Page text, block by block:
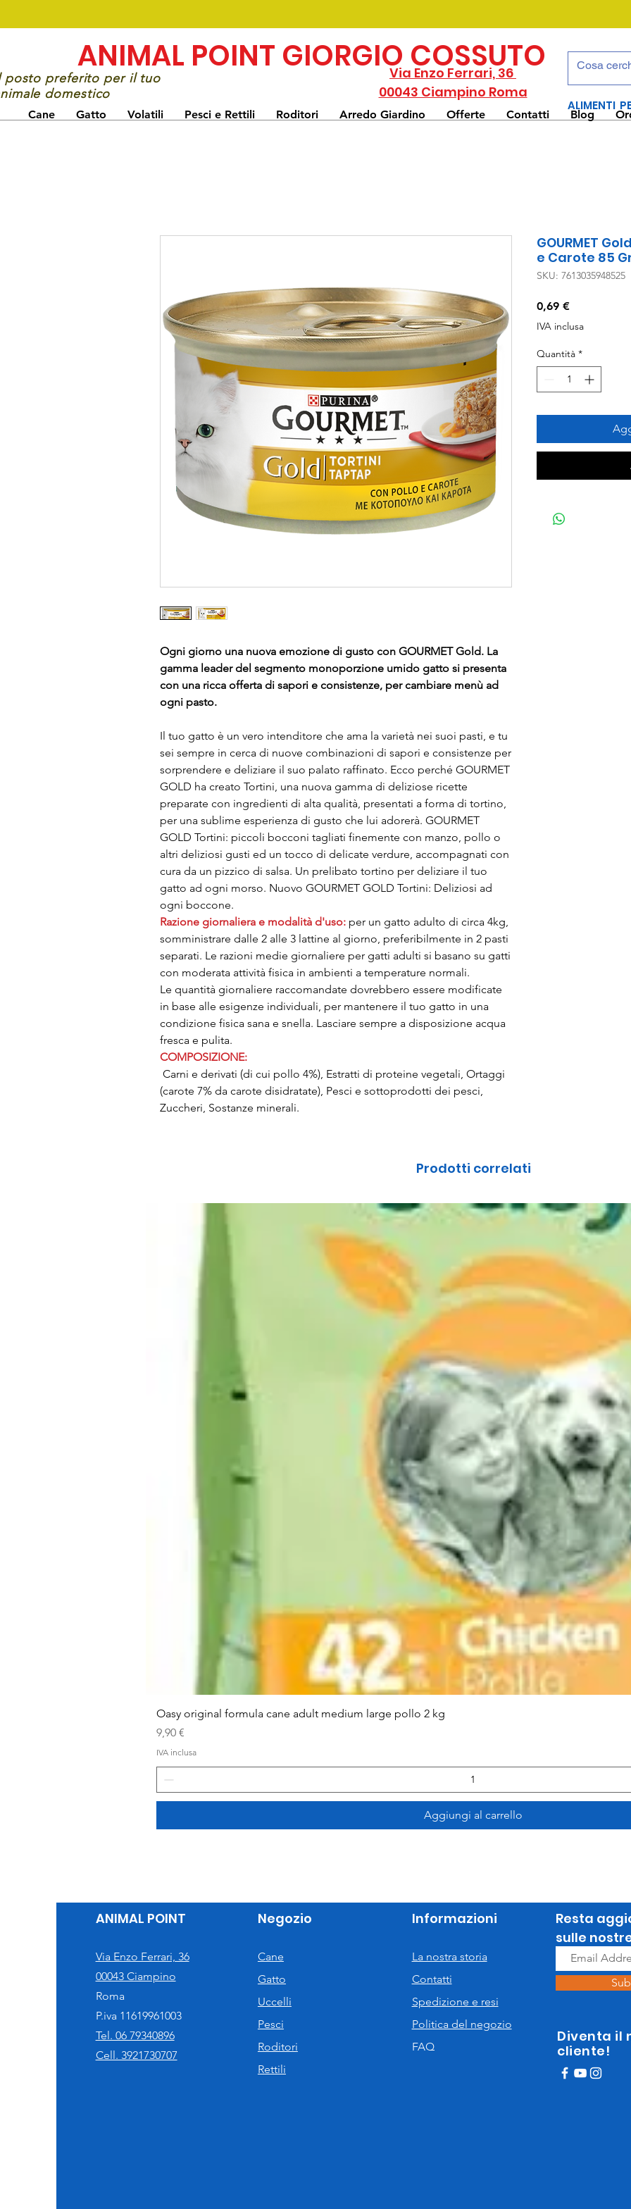
Cane Gatto Volatili Pesci e Rettili Roditori Arredo Giardino Offerte Contatti Blog
ANIMAL POINT GIORGIO COSSUTO
posto preferito per il tuo
domestico
Via Enzo Ferrari, 36
00043 Ciampino Roma
ALIMENTI
Ogni giorno una nuova emozione di gusto con GOURMET Gold. La
gamma leader del segmento monoporzione umido gatto si presenta
con una ricca offerta di sapori e consistenze, per cambiare menù ad
ogni pasto.
Il tuo gatto è un vero intenditore che ama la varietà nei suoi pasti, e tu
sei sempre in cerca di nuove combinazioni di sapori e consistenze per
sorprendere e deliziare il suo palato raffinato. Ecco perché GOURMET
GOLD ha creato Tortini, una nuova gamma di deliziose ricette
preparate con ingredienti di alta qualità, presentati a forma di tortino,
per una sublime esperienza di gusto che lui adorerà. GOURMET
GOLD Tortini: piccoli bocconi tagliati finemente con manzo, pollo o
altri deliziosi gusti ed un tocco di delicate verdure, accompagnati con
cura da un pizzico di salsa. Un prelibato tortino per deliziare il tuo
gatto ad ogni morso. Nuovo GOURMET GOLD Tortini: Deliziosi ad
ogni boccone.
Razione giornaliera e modalità d'uso: per un gatto adulto di circa 4kg,
somministrare dalle 2 alle 3 lattine al giorno, preferibilmente in 2 pasti
separati. Le razioni medie giornaliere per gatti adulti si basano su gatti
con moderata attività fisica in ambienti a temperature normali.
Le quantità giornaliere raccomandate dovrebbero essere modificate
in base alle esigenze individuali, per mantenere il tuo gatto in una
condizione fisica sana e snella. Lasciare sempre a disposizione acqua
fresca e pulita.
COMPOSIZIONE:
Carni e derivati (di cui pollo 4%), Estratti di proteine vegetali, Ortaggi
(carote 7% da carote disidratate), Pesci e sottoprodotti dei pesci,
Zuccheri, Sostanze minerali.
GOURMET
e Carote 85
SKU: 7613035948525
0,69 €Prezzo
IVA inclusa
Quantità *
Prodotti correlati
Oasy original formula cane adult medium large pollo 2 kg
Prezzo
9,90 €
IVA inclusa
Aggiungi al carrello
ANIMAL POINT
Via Enzo Ferrari, 36
00043 Ciampino
Roma
P.iva 11619961003
Tel. 06 79340896
Cell. 3921730707
Negozio
Cane
Gatto
Uccelli
Pesci
Roditori
Rettili
Informazioni
La nostra storia
Contatti
Spedizione e resi
Politica del negozio
FAQ
Resta
sulle
Diventa il
cliente!